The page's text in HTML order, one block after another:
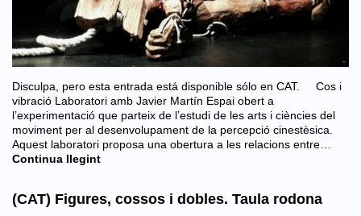
Disculpa, pero esta entrada está disponible sólo en CAT. Cos i
vibració Laboratori amb Javier Martín Espai obert a
l’experimentació que parteix de l’estudi de les arts i ciències del
moviment per al desenvolupament de la percepció cinestèsica.
Aquest laboratori proposa una obertura a les relacions entre…
Continua llegint
(CAT) Figures, cossos i dobles. Taula rodona